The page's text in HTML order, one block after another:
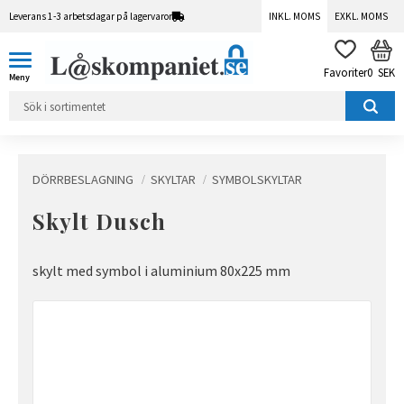
Leverans 1-3 arbetsdagar på lagervaror INKL. MOMS EXKL. MOMS
FAVORITER
0 SEK
DÖRRBESLAGNING SKYLTAR SYMBOLSKYLTAR
Skylt Dusch
skylt med symbol i aluminium 80x225 mm